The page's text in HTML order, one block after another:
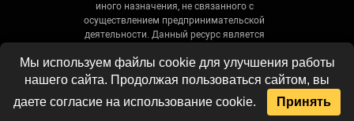
иного назначения, не связанного с
осуществлением предпринимательской
деятельности. Данный ресурс является
не является интернет-магазином и носит
исключительно информационный характер.
Мы используем файлы cookie для улучшения работы
нашего сайта. Продолжая пользоваться сайтом, вы
даете согласие на использование cookie.
Принять